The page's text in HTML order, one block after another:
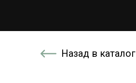
Назад в каталог